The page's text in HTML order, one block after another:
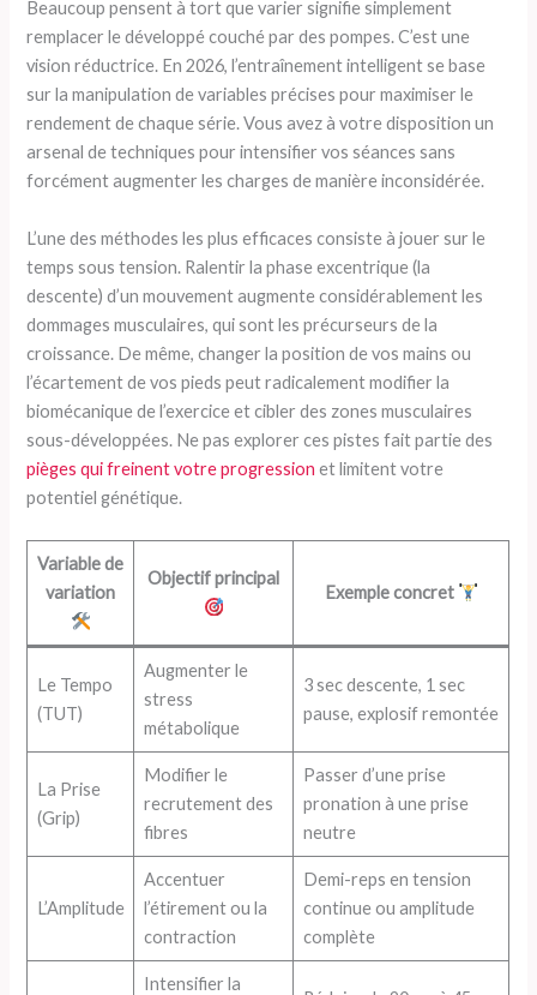
Beaucoup pensent à tort que varier signifie simplement
remplacer le développé couché par des pompes. C’est une
vision réductrice. En 2026, l’entraînement intelligent se base
sur la manipulation de variables précises pour maximiser le
rendement de chaque série. Vous avez à votre disposition un
arsenal de techniques pour intensifier vos séances sans
forcément augmenter les charges de manière inconsidérée.
L’une des méthodes les plus efficaces consiste à jouer sur le
temps sous tension. Ralentir la phase excentrique (la
descente) d’un mouvement augmente considérablement les
dommages musculaires, qui sont les précurseurs de la
croissance. De même, changer la position de vos mains ou
l’écartement de vos pieds peut radicalement modifier la
biomécanique de l’exercice et cibler des zones musculaires
sous-développées. Ne pas explorer ces pistes fait partie des
pièges qui freinent votre progression et limitent votre
potentiel génétique.
Variable de
variation
Objectif principal
Exemple concret
Le Tempo
(TUT)
Augmenter le
stress
métabolique
3 sec descente, 1 sec
pause, explosif remontée
La Prise
(Grip)
Modifier le
recrutement des
fibres
Passer d’une prise
pronation à une prise
neutre
L’Amplitude
Accentuer
l’étirement ou la
contraction
Demi-reps en tension
continue ou amplitude
complète
Intensifier la